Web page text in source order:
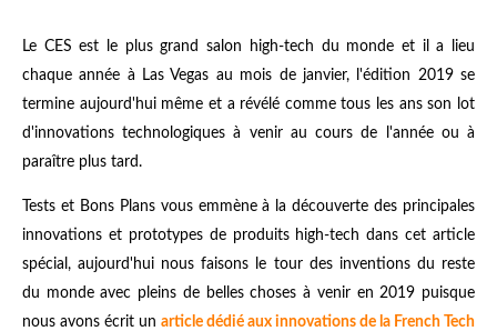
Le CES est le plus grand salon high-tech du monde et il a lieu
chaque année à Las Vegas au mois de janvier, l'édition 2019 se
termine aujourd'hui même et a révélé comme tous les ans son lot
d'innovations technologiques à venir au cours de l'année ou à
paraître plus tard.
Tests et Bons Plans vous emmène à la découverte des principales
innovations et prototypes de produits high-tech dans cet article
spécial, aujourd'hui nous faisons le tour des inventions du reste
du monde avec pleins de belles choses à venir en 2019 puisque
nous avons écrit un article dédié aux innovations de la French Tech